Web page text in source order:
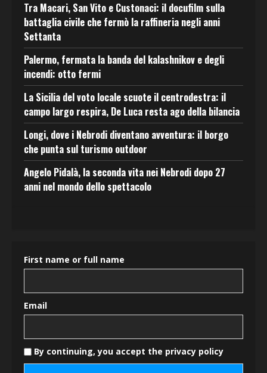
Tra Macari, San Vito e Custonaci: il docufilm sulla
battaglia civile che fermò la raffineria negli anni
Settanta
Palermo, fermata la banda del kalashnikov e degli
incendi: otto fermi
La Sicilia del voto locale scuote il centrodestra: il
campo largo respira, De Luca resta ago della bilancia
Longi, dove i Nebrodi diventano avventura: il borgo
che punta sul turismo outdoor
Angelo Pidalà, la seconda vita nei Nebrodi dopo 27
anni nel mondo dello spettacolo
First name or full name
Email
By continuing, you accept the privacy policy